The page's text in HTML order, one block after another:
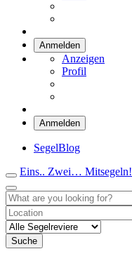
Anmelden
Anzeigen
Profil
Anmelden
SegelBlog
Eins.. Zwei… Mitsegeln!
Suche